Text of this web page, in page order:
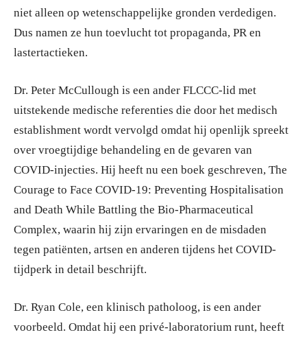
niet alleen op wetenschappelijke gronden verdedigen.
Dus namen ze hun toevlucht tot propaganda, PR en
lastertactieken.
Dr. Peter McCullough is een ander FLCCC-lid met
uitstekende medische referenties die door het medisch
establishment wordt vervolgd omdat hij openlijk spreekt
over vroegtijdige behandeling en de gevaren van
COVID-injecties. Hij heeft nu een boek geschreven, The
Courage to Face COVID-19: Preventing Hospitalisation
and Death While Battling the Bio-Pharmaceutical
Complex, waarin hij zijn ervaringen en de misdaden
tegen patiënten, artsen en anderen tijdens het COVID-
tijdperk in detail beschrijft.
Dr. Ryan Cole, een klinisch patholoog, is een ander
voorbeeld. Omdat hij een privé-laboratorium runt, heeft